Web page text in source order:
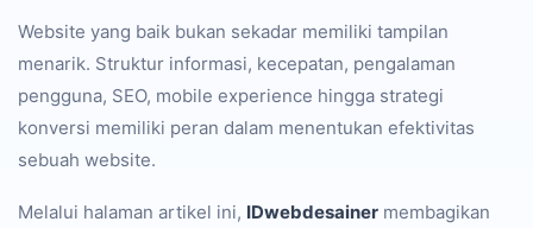
Website yang baik bukan sekadar memiliki tampilan
menarik. Struktur informasi, kecepatan, pengalaman
pengguna, SEO, mobile experience hingga strategi
konversi memiliki peran dalam menentukan efektivitas
sebuah website.
Melalui halaman artikel ini, IDwebdesainer membagikan